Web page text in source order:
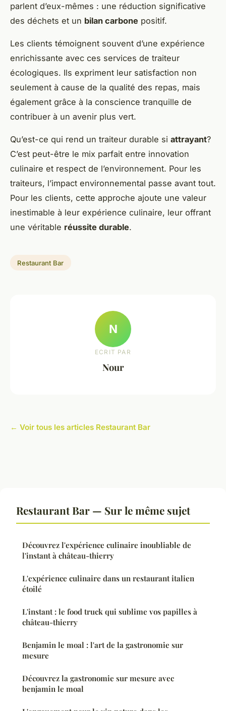
parlent d’eux-mêmes : une réduction significative
des déchets et un bilan carbone positif.
Les clients témoignent souvent d’une expérience
enrichissante avec ces services de traiteur
écologiques. Ils expriment leur satisfaction non
seulement à cause de la qualité des repas, mais
également grâce à la conscience tranquille de
contribuer à un avenir plus vert.
Qu’est-ce qui rend un traiteur durable si attrayant?
C’est peut-être le mix parfait entre innovation
culinaire et respect de l’environnement. Pour les
traiteurs, l’impact environnemental passe avant tout.
Pour les clients, cette approche ajoute une valeur
inestimable à leur expérience culinaire, leur offrant
une véritable réussite durable.
Restaurant Bar
N
ECRIT PAR
Nour
← Voir tous les articles Restaurant Bar
Restaurant Bar — Sur le même sujet
Découvrez l'expérience culinaire inoubliable de
l'instant à château-thierry
L'expérience culinaire dans un restaurant italien
étoilé
L'instant : le food truck qui sublime vos papilles à
château-thierry
Benjamin le moal : l'art de la gastronomie sur
mesure
Découvrez la gastronomie sur mesure avec
benjamin le moal